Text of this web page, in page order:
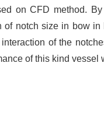
on CFD method.
notch size in bow
of the
of this kind vessel